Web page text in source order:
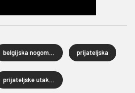
prijateljska